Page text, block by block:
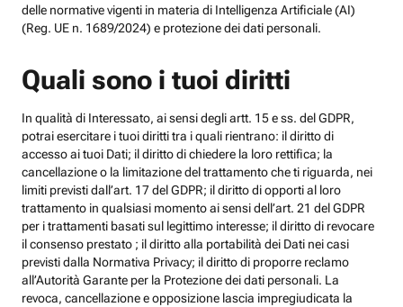
delle normative vigenti in materia di Intelligenza Artificiale (AI)
(Reg. UE n. 1689/2024) e protezione dei dati personali.
Quali sono i tuoi diritti
In qualità di Interessato, ai sensi degli artt. 15 e ss. del GDPR,
potrai esercitare i tuoi diritti tra i quali rientrano: il diritto di
accesso ai tuoi Dati; il diritto di chiedere la loro rettifica; la
cancellazione o la limitazione del trattamento che ti riguarda, nei
limiti previsti dall’art. 17 del GDPR; il diritto di opporti al loro
trattamento in qualsiasi momento ai sensi dell’art. 21 del GDPR
per i trattamenti basati sul legittimo interesse; il diritto di revocare
il consenso prestato ; il diritto alla portabilità dei Dati nei casi
previsti dalla Normativa Privacy; il diritto di proporre reclamo
all’Autorità Garante per la Protezione dei dati personali. La
revoca, cancellazione e opposizione lascia impregiudicata la